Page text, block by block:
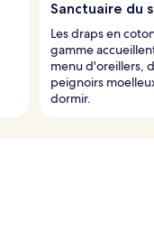
Sanctuaire du
Les draps en
gamme
menu d'oreillers,
peignoirs
dormir.